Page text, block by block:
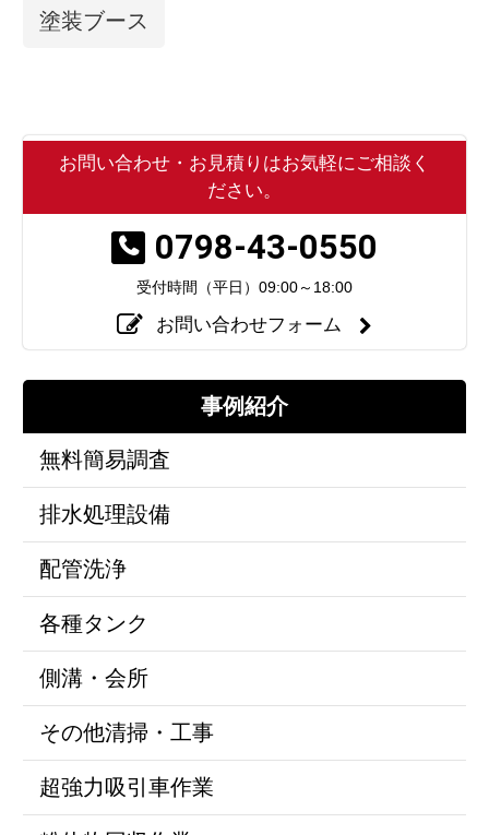
塗装ブース
お問い合わせ・お見積りはお気軽にご相談く
ださい。
0798-43-0550
受付時間（平日） 09:00～18:00
お問い合わせフォーム
事例紹介
無料簡易調査
排水処理設備
配管洗浄
各種タンク
側溝・会所
その他清掃・工事
超強力吸引車作業